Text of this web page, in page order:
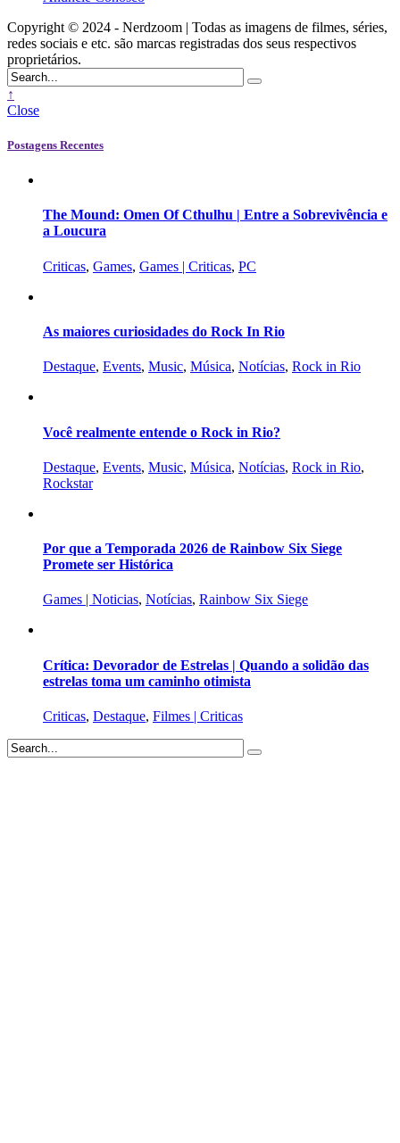
Copyright © 2024 - Nerdzoom | Todas as imagens de filmes, séries,
redes sociais e etc. são marcas registradas dos seus respectivos
proprietários.
↑
Close
Postagens Recentes
The Mound: Omen Of Cthulhu | Entre a Sobrevivência e
a Loucura
Criticas, Games, Games | Criticas, PC
As maiores curiosidades do Rock In Rio
Destaque, Events, Music, Música, Notícias, Rock in Rio
Você realmente entende o Rock in Rio?
Destaque, Events, Music, Música, Notícias, Rock in Rio,
Rockstar
Por que a Temporada 2026 de Rainbow Six Siege
Promete ser Histórica
Games | Noticias, Notícias, Rainbow Six Siege
Crítica: Devorador de Estrelas | Quando a solidão das
estrelas toma um caminho otimista
Criticas, Destaque, Filmes | Criticas